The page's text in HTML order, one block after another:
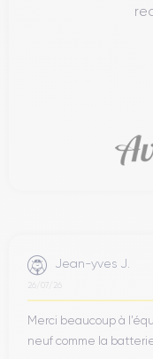
Jean-yves J.
26/07/26
Merci beaucoup à
neuf comme la